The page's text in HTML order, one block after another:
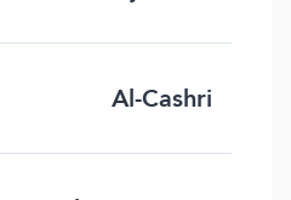
Al-Cashri